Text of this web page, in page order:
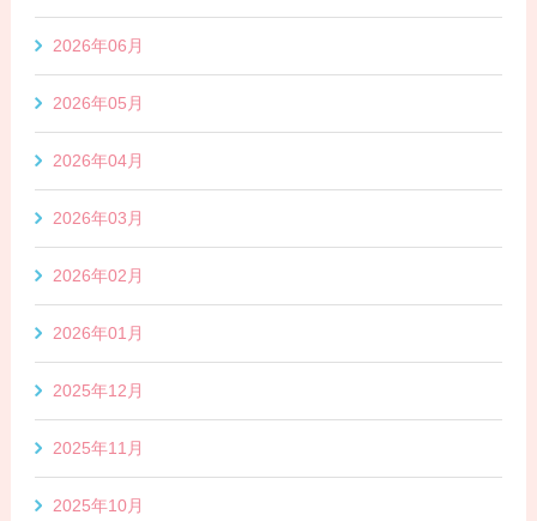
2026年06月
2026年05月
2026年04月
2026年03月
2026年02月
2026年01月
2025年12月
2025年11月
2025年10月